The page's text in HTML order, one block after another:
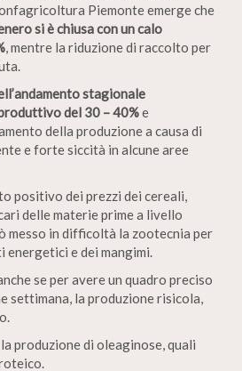
Piemonte emerge che
si è chiusa con un calo
, mentre la riduzione di raccolto per
stagionale
del 30 – 40%e
della produzione a causa di
e forte siccità in alcune aree
positivo dei prezzi dei cereali,
delle materie prime a livello
messo in difficoltà la zootecnia per
e dei mangimi.
se per avere un quadro preciso
settimana, la produzione risicola,
produzione di oleaginose, quali